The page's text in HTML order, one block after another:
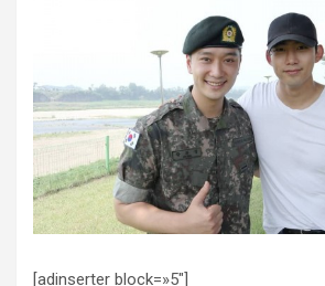
[adinserter block=»5″]